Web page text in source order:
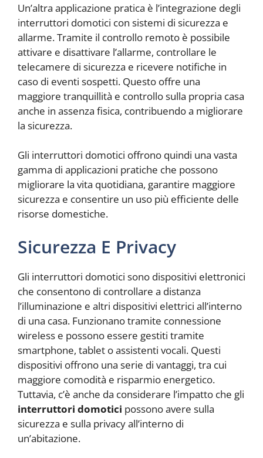
Un’altra applicazione pratica è l’integrazione degli
interruttori domotici con sistemi di sicurezza e
allarme. Tramite il controllo remoto è possibile
attivare e disattivare l’allarme, controllare le
telecamere di sicurezza e ricevere notifiche in
caso di eventi sospetti. Questo offre una
maggiore tranquillità e controllo sulla propria casa
anche in assenza fisica, contribuendo a migliorare
la sicurezza.
Gli interruttori domotici offrono quindi una vasta
gamma di applicazioni pratiche che possono
migliorare la vita quotidiana, garantire maggiore
sicurezza e consentire un uso più efficiente delle
risorse domestiche.
Sicurezza E Privacy
Gli interruttori domotici sono dispositivi elettronici
che consentono di controllare a distanza
l’illuminazione e altri dispositivi elettrici all’interno
di una casa. Funzionano tramite connessione
wireless e possono essere gestiti tramite
smartphone, tablet o assistenti vocali. Questi
dispositivi offrono una serie di vantaggi, tra cui
maggiore comodità e risparmio energetico.
Tuttavia, c’è anche da considerare l’impatto che gli
interruttori domotici possono avere sulla
sicurezza e sulla privacy all’interno di
un’abitazione.